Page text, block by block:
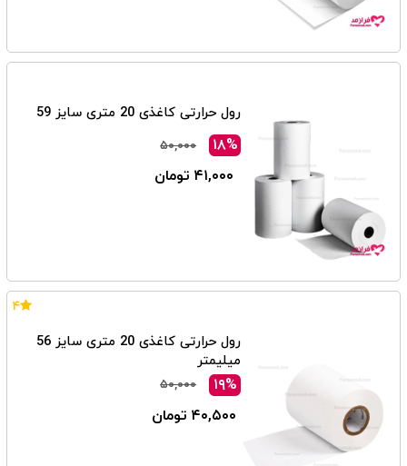
رول حرارتی کاغذی 20 متری سایز 59
۱۸% ۵۰,۰۰۰
۴۱,۰۰۰ تومان
رول حرارتی کاغذی 20 متری سایز 56
میلیمتر
۱۹% ۵۰,۰۰۰
۴۰,۵۰۰ تومان
۴